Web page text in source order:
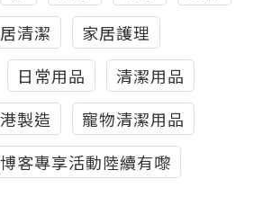
清潔
家居護理
日常用品
清潔用品
製造
寵物清潔用品
客專享活動陸續有嚟